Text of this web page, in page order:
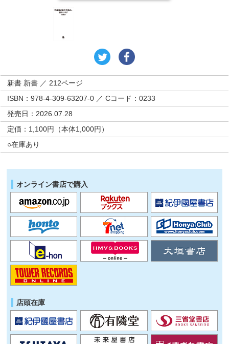
新書 新書 ／ 212ページ
ISBN：978-4-309-63207-0 ／ Cコード：0233
発売日：2026.07.28
定価：1,100円（本体1,000円）
○在庫あり
オンライン書店で購入
店頭在庫